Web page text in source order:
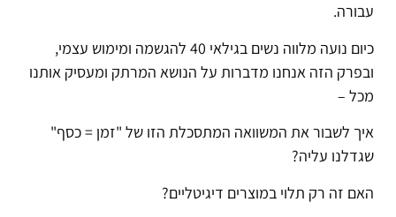
עבורה.
כיום נועה מלווה נשים בגילאי 40 להגשמה ומימוש עצמי,
ובפרק הזה אנחנו מדברות על הנושא המרתק ומעסיק אותנו
מכל –
איך לשבור את המשוואה המתסכלת הזו של "זמן = כסף"
שגדלנו עליה?
האם זה רק תלוי במוצרים דיגיטליים?